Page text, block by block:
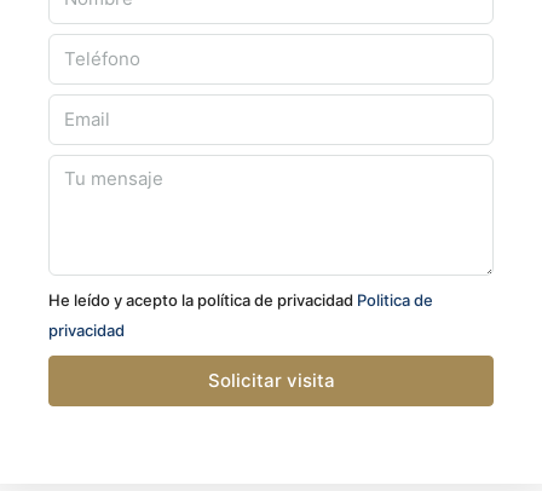
He leído y acepto la política de privacidad Politica de
privacidad
Solicitar visita